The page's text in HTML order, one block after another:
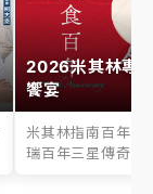
2026米其林專
饗宴
米其林指南百年之
瑞百年三星傳奇、